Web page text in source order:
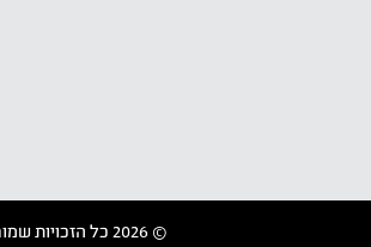
© 2026 כל הזכויות שמורות